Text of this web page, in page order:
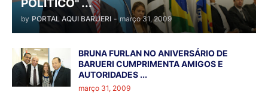
POLÍTICO" ...
by PORTAL AQUI BARUERI - março 31, 2009
BRUNA FURLAN NO ANIVERSÁRIO DE
BARUERI CUMPRIMENTA AMIGOS E
AUTORIDADES ...
março 31, 2009